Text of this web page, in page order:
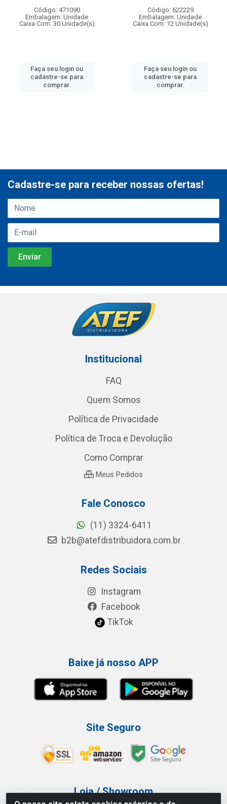
Código: 471090
Embalagem: Unidade
Caixa Com: 30 Unidade(s)
Faça seu login ou
cadastre-se para
comprar.
Código: 622229
Embalagem: Unidade
Caixa Com: 12 Unidade(s)
Faça seu login ou
cadastre-se para
comprar.
Cadastre-se para receber nossas ofertas!
Institucional
FAQ
Quem Somos
Política de Privacidade
Política de Troca e Devolução
Como Comprar
Meus Pedidos
Fale Conosco
(11) 3324-6411
b2b@atefdistribuidora.com.br
Redes Sociais
Instagram
Facebook
TikTok
Baixe já nosso APP
Site Seguro
Loja / Showroom